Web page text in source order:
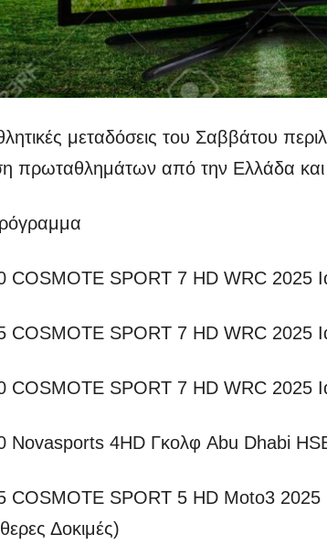
μεταδόσεις του Σαββάτου
πρωταθλημάτων από την Ελλάδα και
COSMOTE SPORT 7 HD WRC 2025
COSMOTE SPORT 7 HD WRC 2025
COSMOTE SPORT 7 HD WRC 2025
Novasports 4HD Γκολφ Abu Dhabi
COSMOTE SPORT 5 HD Moto3 2025
Δοκιμές)